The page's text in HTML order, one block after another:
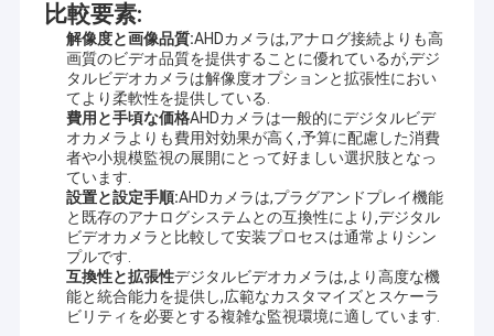
ニュース
すべての場合
見積依頼
OEMのカメラ モジュール
USBのカメラ モジュール
MIPIのカメラ モジュール
比較要素:
解像度と画像品質:AHDカメラは,アナログ接続よりも高
画質のビデオ品質を提供することに優れているが,デジ
タルビデオカメラは解像度オプションと拡張性におい
てより柔軟性を提供している.
費用と手頃な価格AHDカメラは一般的にデジタルビデ
オカメラよりも費用対効果が高く,予算に配慮した消費
者や小規模監視の展開にとって好ましい選択肢となっ
ています.
設置と設定手順:AHDカメラは,プラグアンドプレイ機能
と既存のアナログシステムとの互換性により,デジタル
ビデオカメラと比較して安装プロセスは通常よりシン
プルです.
互換性と拡張性デジタルビデオカメラは,より高度な機
能と統合能力を提供し,広範なカスタマイズとスケーラ
ビリティを必要とする複雑な監視環境に適しています.